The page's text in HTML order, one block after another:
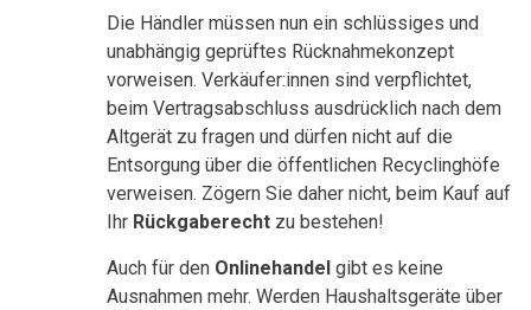
Die Händler müssen nun ein schlüssiges und
unabhängig geprüftes Rücknahmekonzept
vorweisen. Verkäufer:innen sind verpflichtet,
beim Vertragsabschluss ausdrücklich nach dem
Altgerät zu fragen und dürfen nicht auf die
Entsorgung über die öffentlichen Recyclinghöfe
verweisen. Zögern Sie daher nicht, beim Kauf auf
Ihr Rückgaberecht zu bestehen!
Auch für den Onlinehandel gibt es keine
Ausnahmen mehr. Werden Haushaltsgeräte über